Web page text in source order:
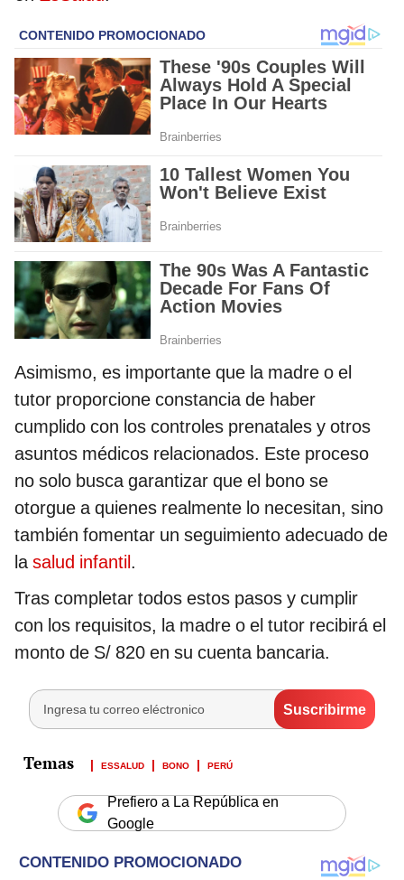
Asimismo, es importante que la madre o el
tutor proporcione constancia de haber
cumplido con los controles prenatales y otros
asuntos médicos relacionados. Este proceso
no solo busca garantizar que el bono se
otorgue a quienes realmente lo necesitan, sino
también fomentar un seguimiento adecuado de
lasalud infantil.
Tras completar todos estos pasos y cumplir
con los requisitos, la madre o el tutor recibirá el
monto de S/ 820 en su cuenta bancaria.
ESSALUD BONO PERÚ
Prefiero a La República en
Google